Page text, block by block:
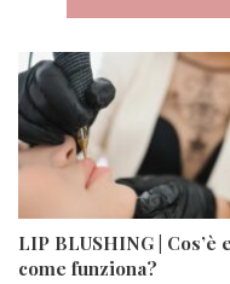
LIP BLUSHING | Cos’è
come funziona?